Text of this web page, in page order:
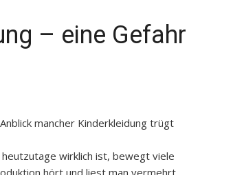
– eine Gefahr
mancher Kinderkleidung trügt
wirklich ist, bewegt viele
hört und liest man vermehrt